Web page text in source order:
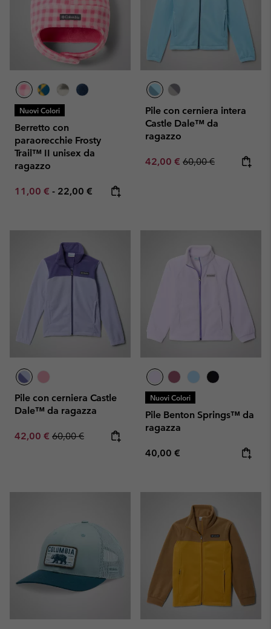
Nuovi Colori
Berretto con
paraorecchie Frosty
Trail™ II unisex da
ragazzo
Minimum sale price:
11,00 € - Maximum price:
22,00 €
Pile con cerniera intera
Castle Dale™ da
ragazzo
Sale price:
42,00 € Regular price:
60,00 €
Pile con cerniera Castle
Dale™ da ragazza
Sale price:
42,00 € Regular price:
60,00 €
Nuovi Colori
Pile Benton Springs™ da
ragazza
Regular price:
40,00 €